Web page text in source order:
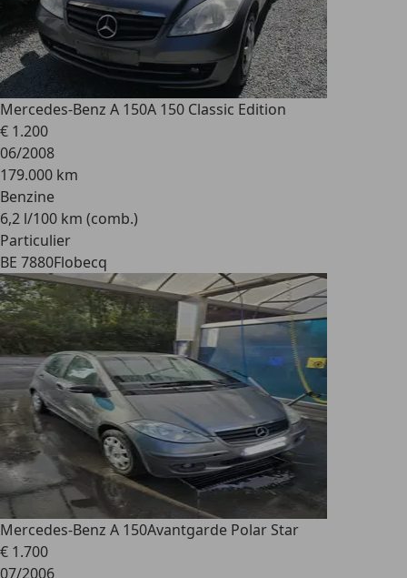
Mercedes-Benz A 150A 150 Classic Edition
€ 1.200
06/2008
179.000 km
Benzine
6,2 l/100 km (comb.)
Particulier
BE 7880Flobecq
Mercedes-Benz A 150Avantgarde Polar Star
€ 1.700
07/2006